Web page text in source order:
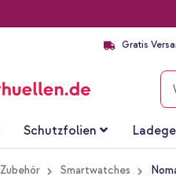
Gratis
Schutzfolien
Zubehör Smartwatches